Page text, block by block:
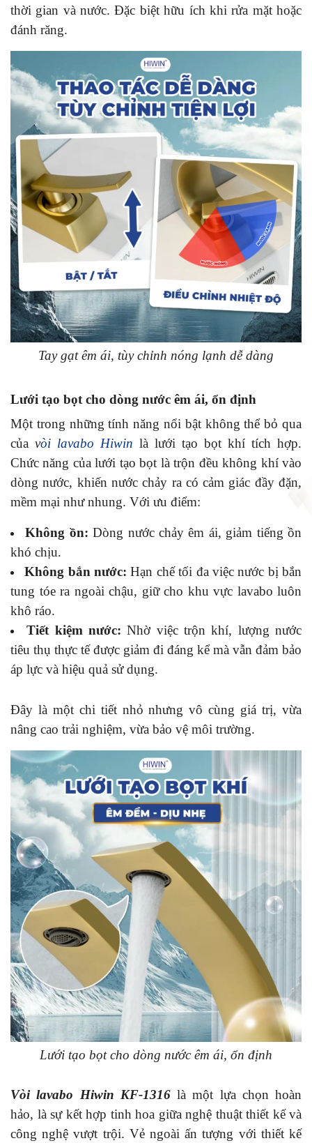
thời gian và nước. Đặc biệt hữu ích khi rửa mặt hoặc
đánh răng.
Tay gạt êm ái, tùy chỉnh nóng lạnh dễ dàng
Lưới tạo bọt cho dòng nước êm ái, ổn định
Một trong những tính năng nổi bật không thể bỏ qua
của vòi lavabo Hiwin là lưới tạo bọt khí tích hợp.
Chức năng của lưới tạo bọt là trộn đều không khí vào
dòng nước, khiến nước chảy ra có cảm giác đầy đặn,
mềm mại như nhung. Với ưu điểm:
Không ồn: Dòng nước chảy êm ái, giảm tiếng ồn
khó chịu.
Không bắn nước:Hạn chế tối đa việc nước bị bắn
tung tóe ra ngoài chậu, giữ cho khu vực lavabo luôn
khô ráo.
Tiết kiệm nước:Nhờ việc trộn khí, lượng nước
tiêu thụ thực tế được giảm đi đáng kể mà vẫn đảm bảo
áp lực và hiệu quả sử dụng.
Đây là một chi tiết nhỏ nhưng vô cùng giá trị, vừa
nâng cao trải nghiệm, vừa bảo vệ môi trường.
Lưới tạo bọt cho dòng nước êm ái, ổn định
Vòi lavabo Hiwin KF-1316là một lựa chọn hoàn
hảo, là sự kết hợp tinh hoa giữa nghệ thuật thiết kế và
công nghệ vượt trội. Vẻ ngoài ấn tượng với thiết kế